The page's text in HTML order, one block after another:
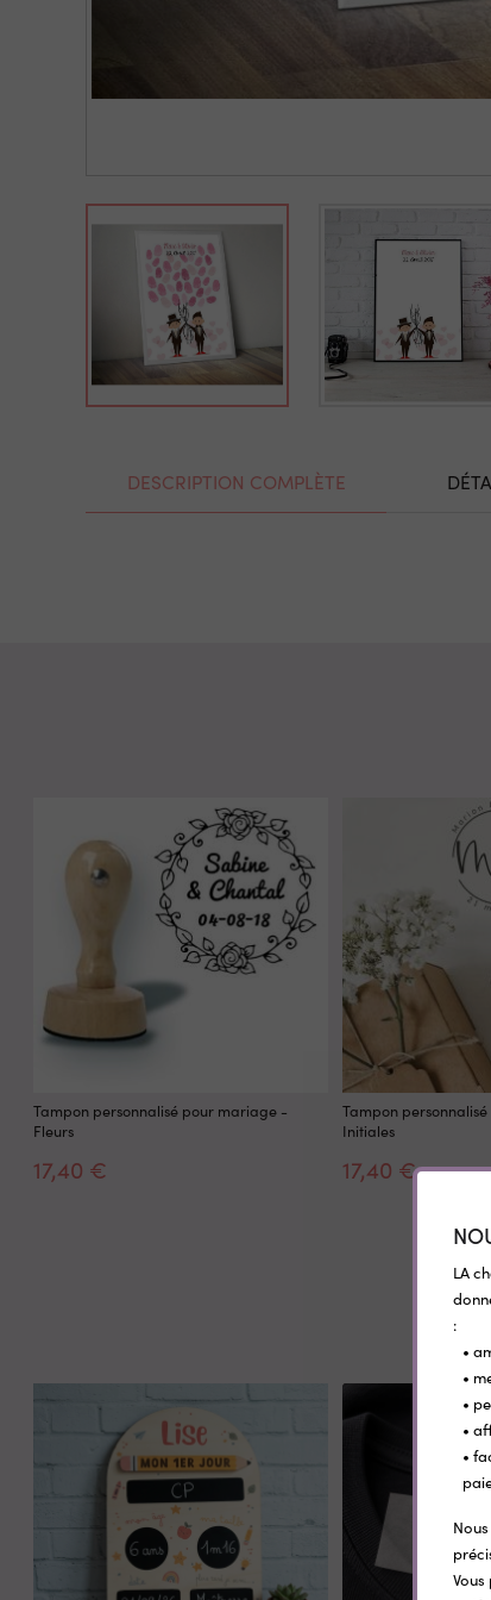
DESCRIPTION COMPLÈTE
Tampon personnalisé pour mariage -
Fleurs
17,40 €
Tampon
Initiales
17,40 €
LA
:
•
•
•
•
•